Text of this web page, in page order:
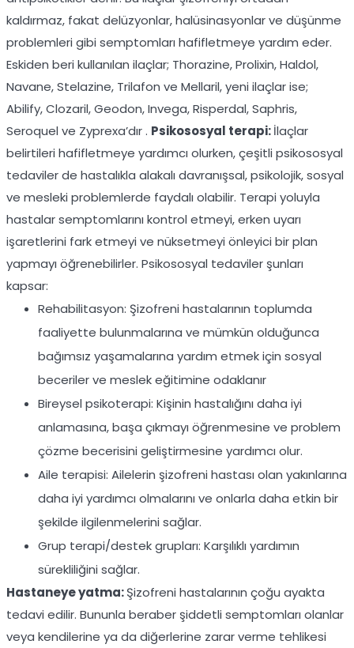
kaldırmaz, fakat delüzyonlar, halüsinasyonlar ve düşünme
problemleri gibi semptomları hafifletmeye yardım eder.
Eskiden beri kullanılan ilaçlar; Thorazine, Prolixin, Haldol,
Navane, Stelazine, Trilafon ve Mellaril, yeni ilaçlar ise;
Abilify, Clozaril, Geodon, Invega, Risperdal, Saphris,
Seroquel ve Zyprexa’dır . Psikososyal terapi:İlaçlar
belirtileri hafifletmeye yardımcı olurken, çeşitli psikososyal
tedaviler de hastalıkla alakalı davranışsal, psikolojik, sosyal
ve mesleki problemlerde faydalı olabilir. Terapi yoluyla
hastalar semptomlarını kontrol etmeyi, erken uyarı
işaretlerini fark etmeyi ve nüksetmeyi önleyici bir plan
yapmayı öğrenebilirler. Psikososyal tedaviler şunları
kapsar:
Rehabilitasyon: Şizofreni hastalarının toplumda
faaliyette bulunmalarına ve mümkün olduğunca
bağımsız yaşamalarına yardım etmek için sosyal
beceriler ve meslek eğitimine odaklanır
Bireysel psikoterapi: Kişinin hastalığını daha iyi
anlamasına, başa çıkmayı öğrenmesine ve problem
çözme becerisini geliştirmesine yardımcı olur.
Aile terapisi: Ailelerin şizofreni hastası olan yakınlarına
daha iyi yardımcı olmalarını ve onlarla daha etkin bir
şekilde ilgilenmelerini sağlar.
Grup terapi/destek grupları: Karşılıklı yardımın
sürekliliğini sağlar.
Hastaneye yatma:Şizofreni hastalarının çoğu ayakta
tedavi edilir. Bununla beraber şiddetli semptomları olanlar
veya kendilerine ya da diğerlerine zarar verme tehlikesi